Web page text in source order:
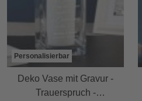
Personalisierbar
Deko Vase mit Gravur -
Trauerspruch -